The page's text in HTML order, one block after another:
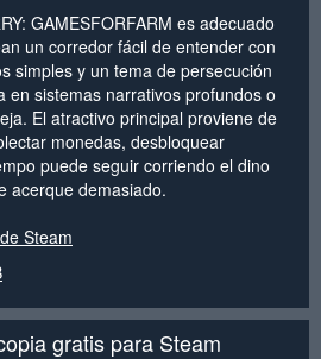
GAMESFORFARM es adecuado
un corredor fácil de entender con
simples y un tema de persecución
en sistemas narrativos profundos o
El atractivo principal proviene de
monedas, desbloquear
puede seguir corriendo el dino
acerque demasiado.
Steam
gratis para Steam